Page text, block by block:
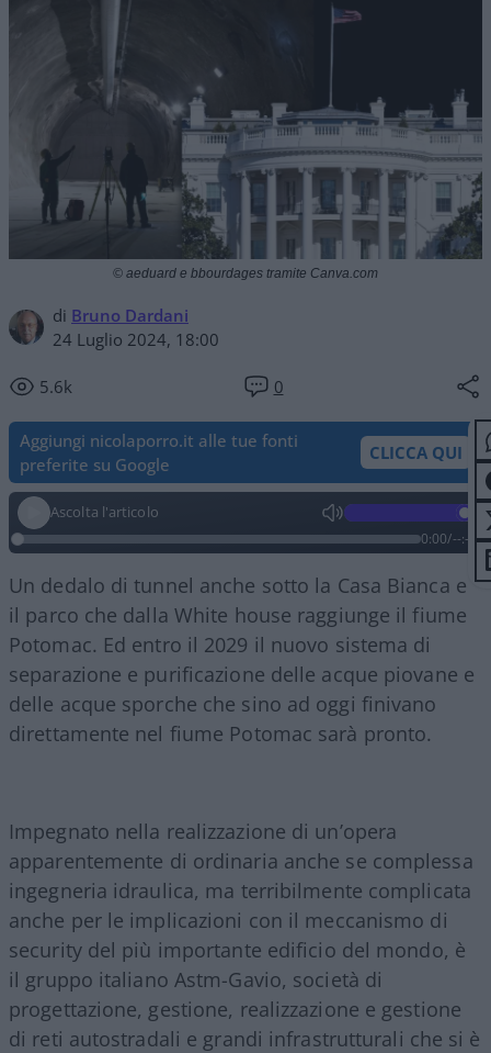
di Bruno Dardani
24 Luglio 2024, 18:00
5.6k 0
© aeduard e bbourdages tramite Canva.com
Aggiungi nicolaporro.it alle tue fonti
preferite su Google
CLICCA QUI
Ascolta l'articolo
0:00/--:--
Un dedalo di tunnel anche sotto la Casa Bianca e
il parco che dalla White house raggiunge il fiume
Potomac. Ed entro il 2029 il nuovo sistema di
separazione e purificazione delle acque piovane e
delle acque sporche che sino ad oggi finivano
direttamente nel fiume Potomac sarà pronto.
Impegnato nella realizzazione di un’opera
apparentemente di ordinaria anche se complessa
ingegneria idraulica, ma terribilmente complicata
anche per le implicazioni con il meccanismo di
security del più importante edificio del mondo, è
il gruppo italiano Astm-Gavio, società di
progettazione, gestione, realizzazione e gestione
di reti autostradali e grandi infrastrutturali che si è